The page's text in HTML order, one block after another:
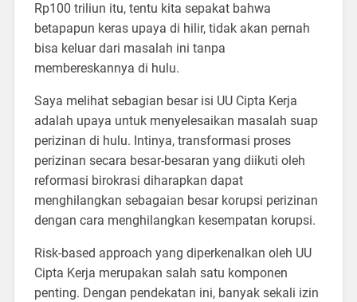
Rp100 triliun itu, tentu kita sepakat bahwa
betapapun keras upaya di hilir, tidak akan pernah
bisa keluar dari masalah ini tanpa
membereskannya di hulu.
Saya melihat sebagian besar isi UU Cipta Kerja
adalah upaya untuk menyelesaikan masalah suap
perizinan di hulu. Intinya, transformasi proses
perizinan secara besar-besaran yang diikuti oleh
reformasi birokrasi diharapkan dapat
menghilangkan sebagaian besar korupsi perizinan
dengan cara menghilangkan kesempatan korupsi.
Risk-based approach yang diperkenalkan oleh UU
Cipta Kerja merupakan salah satu komponen
penting. Dengan pendekatan ini, banyak sekali izin